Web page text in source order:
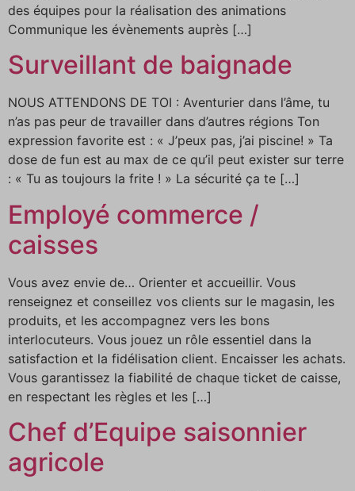
des équipes pour la réalisation des animations
Communique les évènements auprès […]
Surveillant de baignade
NOUS ATTENDONS DE TOI : Aventurier dans l’âme, tu
n’as pas peur de travailler dans d’autres régions Ton
expression favorite est : « J’peux pas, j’ai piscine! » Ta
dose de fun est au max de ce qu’il peut exister sur terre
: « Tu as toujours la frite ! » La sécurité ça te […]
Employé commerce /
caisses
Vous avez envie de… Orienter et accueillir. Vous
renseignez et conseillez vos clients sur le magasin, les
produits, et les accompagnez vers les bons
interlocuteurs. Vous jouez un rôle essentiel dans la
satisfaction et la fidélisation client. Encaisser les achats.
Vous garantissez la fiabilité de chaque ticket de caisse,
en respectant les règles et les […]
Chef d’Equipe saisonnier
agricole